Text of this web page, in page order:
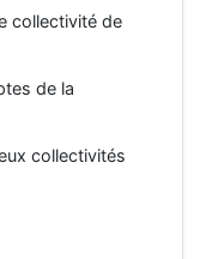
collectivité de
de la
collectivités